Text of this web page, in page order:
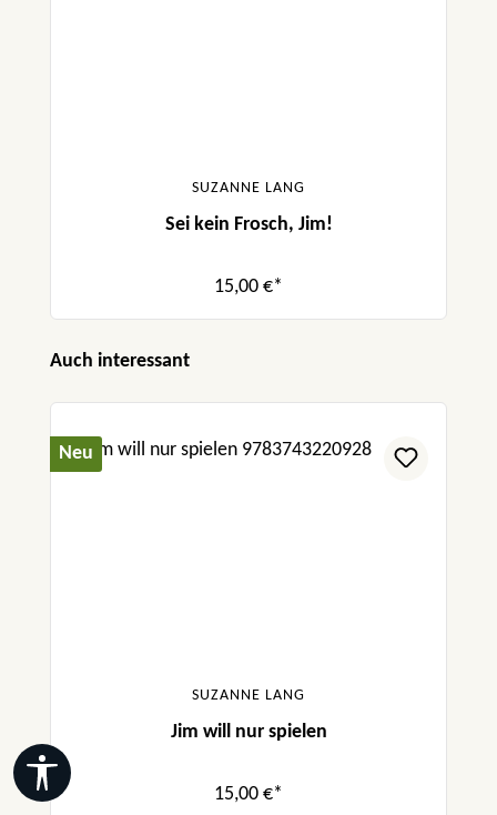
SUZANNE LANG
Sei kein Frosch, Jim!
15,00 €*
Produktgalerie überspringen
Auch interessant
Neu
SUZANNE LANG
Jim will nur spielen
15,00 €*
Werkzeugleiste anzeigen